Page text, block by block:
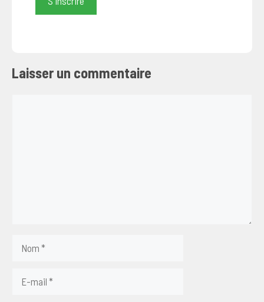
Laisser un commentaire
mail